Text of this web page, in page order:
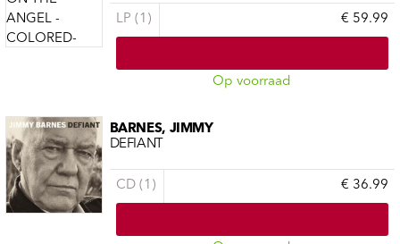
LP (1) € 59.99
Op voorraad
BARNES, JIMMY
DEFIANT
CD (1) € 36.99